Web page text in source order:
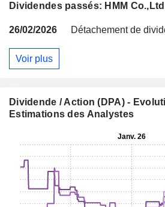
Dividendes passés: HMM Co.,Ltd
26/02/2026 Détachement de
Voir plus
Dividende / Action (DPA) -
Estimations des Analystes